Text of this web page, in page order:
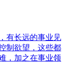
有长远的事业见
制欲望，这些都
，加之在事业领